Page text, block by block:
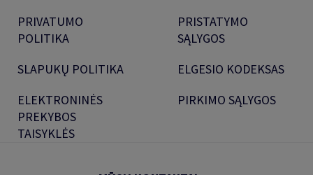
PRIVATUMO
POLITIKA
SLAPUKŲ POLITIKA
ELEKTRONINĖS
PREKYBOS
TAISYKLĖS
PRISTATYMO
SĄLYGOS
ELGESIO KODEKSAS
PIRKIMO SĄLYGOS